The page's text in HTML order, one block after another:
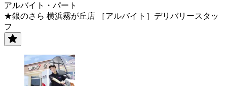
アルバイト・パート
★銀のさら 横浜霧が丘店 ［アルバイト］デリバリースタッ
フ